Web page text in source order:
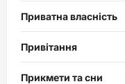
Приватна власність
Привітання
Прикмети та сни